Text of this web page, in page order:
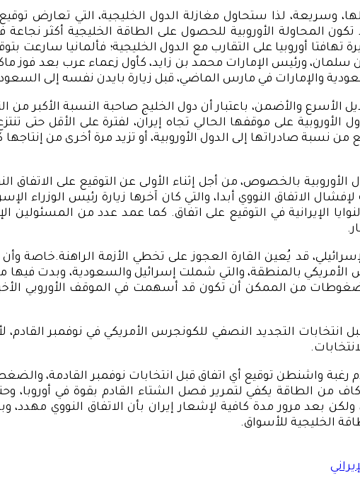
وسريعة، لذا ستحاول مغازلة الدول الخليجية، التي تعارض توقيع
المحاولة الأوروبية للحصول على الطاقة الخليجية أكثر نجاعة
تهافتا أوروبيا على التقارب مع الدول الخليجية؛ فألمانيا سارعت
ورئيس الإمارات محمد بن زايد، كأول زعماء عرب بعد فوز
والإمارات في مارس الماضي، قبل زيارة بايدن نفسه إلى
الأسرع والأضمن، باعتبار أن دول الخليج صاحبة النسبة الأكبر
على موقفها الحالي تجاه إيران، لفترة على الأقل حتى
من نسبة صادراتها إلى الدول الأوروبية، أو تزيد مرة أخرى من
الأوروبية بالخصوص، من أجل إثناء الأولى عن التوقيع على الاتفاق
الإيرانية في التوقيع على اتفاق. كما عمد عدد من المسئولين
قد يُعين القارة العجوز على تخطي الأزمة الراهنة.خاصة
الأمريكي بالمنطقة، والتي شملت إسرائيل والسعودية، وبدت
ضغوطات من الممكن أن تكون قد أسهمت في الموقف الأوروبي
انتخابات التجديد النصفي للكونجرس الأمريكي في نوفمبر القادم،
رغبة واشنطن توقيع أي اتفاق قبل انتخابات نوفمبر القادمة،
من الطاقة يكفي لتمرير فصل الشتاء القادم بقوة في أوروبا،
بعد مرور مدة كافية لإشعار إيران بأن الاتفاق النووي مهدد،
الخليجية للأسواق.